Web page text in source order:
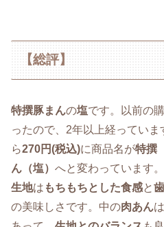
【総評】
特撰豚まんの塩です。以前の
ったので、2年以上経っていま
ら270円(税込)に商品名が特撰
ん（塩） へと変わっています
生地は もちもちとした食感と
の美味しさです。中の肉あんは